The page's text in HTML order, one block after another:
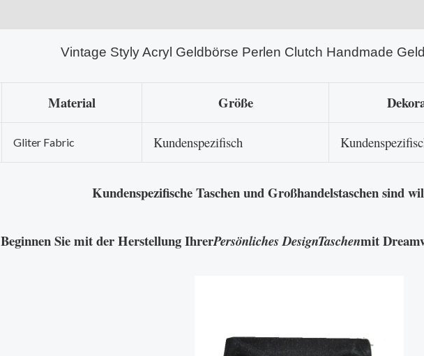
Vintage Styly Acryl Geldbörse Perlen Clutch Handmade
Material Größe
Gliter Fabric Kundenspezifisch
Kundenspezifische Taschen und Großhandelstaschen sind
Beginnen Sie mit der Herstellung IhrerPersönliches DesignTaschenmit